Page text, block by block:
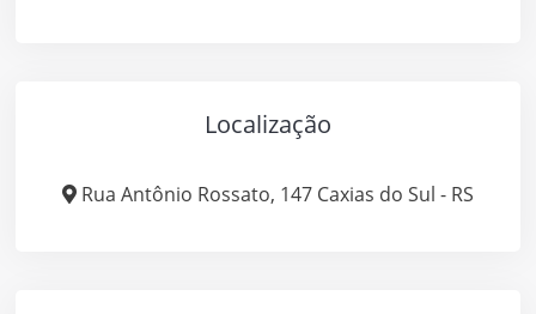
Localização
Rua Antônio Rossato, 147 Caxias do Sul - RS